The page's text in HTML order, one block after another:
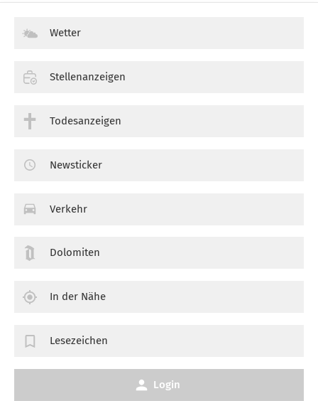
Wetter
Stellenanzeigen
Todesanzeigen
Newsticker
Verkehr
Dolomiten
In der Nähe
Lesezeichen
Login